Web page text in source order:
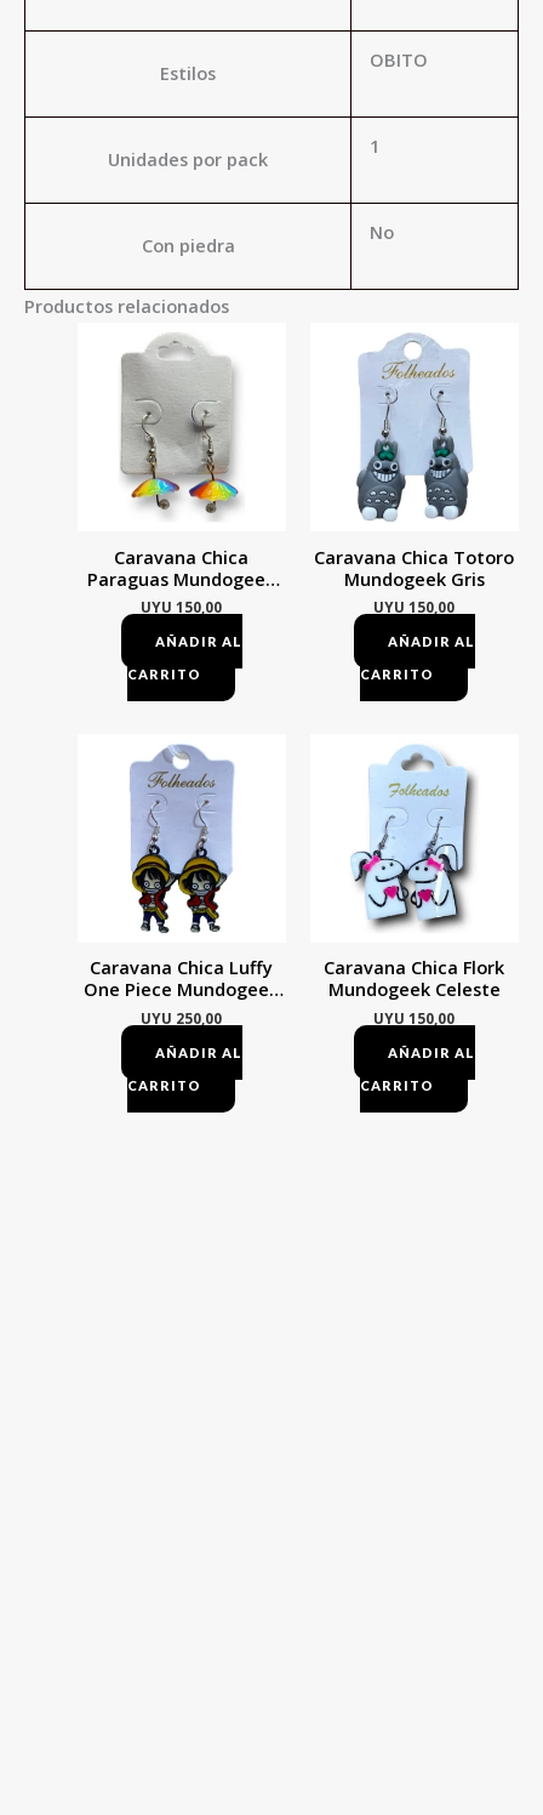
Estilos
OBITO
Unidades por pack
1
Con piedra
No
Productos relacionados
Caravana Chica
Paraguas Mundogeek
Multicolor
UYU 150,00
AÑADIR AL
CARRITO
Caravana Chica Totoro
Mundogeek Gris
UYU 150,00
AÑADIR AL
CARRITO
Caravana Chica Luffy
One Piece Mundogeek
Rojo Con Amarillo
UYU 250,00
AÑADIR AL
CARRITO
Caravana Chica Flork
Mundogeek Celeste
UYU 150,00
AÑADIR AL
CARRITO